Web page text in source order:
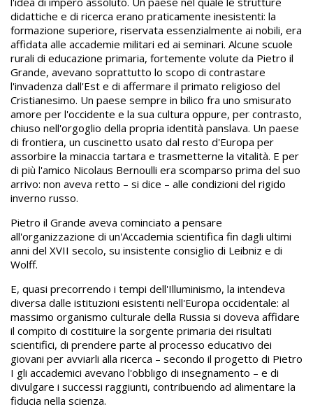
didattiche e di ricerca erano praticamente inesistenti: la
formazione superiore, riservata essenzialmente ai nobili, era
affidata alle accademie militari ed ai seminari. Alcune scuole
rurali di educazione primaria, fortemente volute da Pietro il
Grande, avevano soprattutto lo scopo di contrastare
l'invadenza dall'Est e di affermare il primato religioso del
Cristianesimo. Un paese sempre in bilico fra uno smisurato
amore per l'occidente e la sua cultura oppure, per contrasto,
chiuso nell'orgoglio della propria identità panslava. Un paese
di frontiera, un cuscinetto usato dal resto d'Europa per
assorbire la minaccia tartara e trasmetterne la vitalità. E per
di più l'amico Nicolaus Bernoulli era scomparso prima del suo
arrivo: non aveva retto – si dice – alle condizioni del rigido
inverno russo.
Pietro il Grande aveva cominciato a pensare
all'organizzazione di un'Accademia scientifica fin dagli ultimi
anni del XVII secolo, su insistente consiglio di Leibniz e di
Wolff.
E, quasi precorrendo i tempi dell'Illuminismo, la intendeva
diversa dalle istituzioni esistenti nell'Europa occidentale: al
massimo organismo culturale della Russia si doveva affidare
il compito di costituire la sorgente primaria dei risultati
scientifici, di prendere parte al processo educativo dei
giovani per avviarli alla ricerca – secondo il progetto di Pietro
I gli accademici avevano l'obbligo di insegnamento – e di
divulgare i successi raggiunti, contribuendo ad alimentare la
fiducia nella scienza.